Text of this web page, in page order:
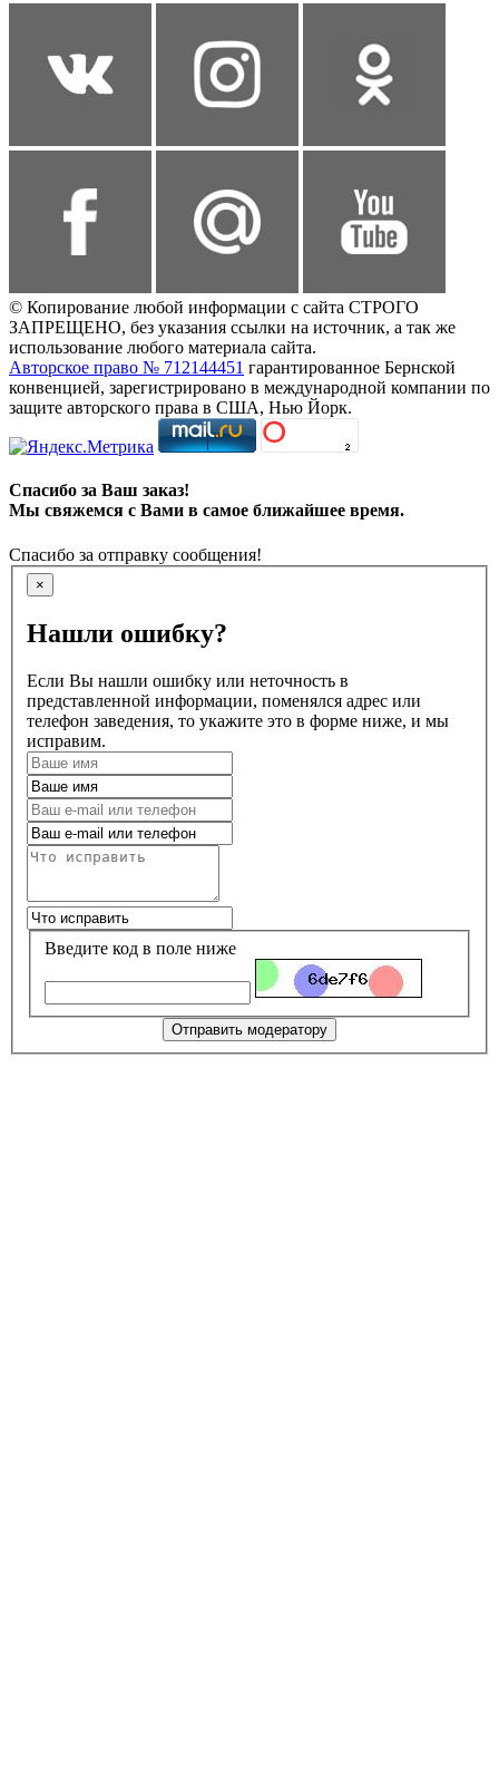
© Копирование любой информации с сайта СТРОГО
ЗАПРЕЩЕНО, без указания ссылки на источник, а так же
использование любого материала сайта.
Авторское право № 712144451 гарантированное Бернской
конвенцией, зарегистрировано в международной компании по
защите авторского права в США, Нью Йорк.
Спасибо за Ваш заказ!
Мы свяжемся с Вами в самое ближайшее время.
Спасибо за отправку сообщения!
×
Нашли ошибку?
Если Вы нашли ошибку или неточность в
представленной информации, поменялся адрес или
телефон заведения, то укажите это в форме ниже, и мы
исправим.
Введите код в поле ниже
Отправить модератору